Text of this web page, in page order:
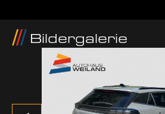
Bildergalerie